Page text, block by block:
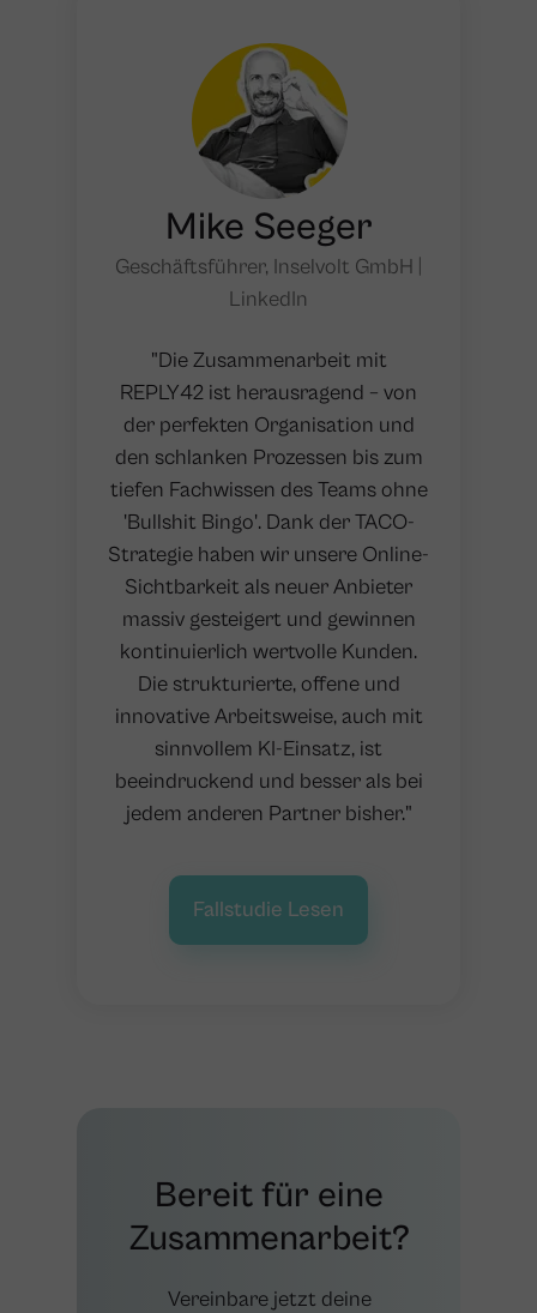
Fallstudie Lesen
"Die Zusammenarbeit mit
REPLY42 ist herausragend – von
der perfekten Organisation und
den schlanken Prozessen bis zum
tiefen Fachwissen des Teams ohne
'Bullshit Bingo'. Dank der TACO-
Strategie haben wir unsere Online-
Sichtbarkeit als neuer Anbieter
massiv gesteigert und gewinnen
kontinuierlich wertvolle Kunden.
Die strukturierte, offene und
innovative Arbeitsweise, auch mit
sinnvollem KI-Einsatz, ist
beeindruckend und besser als bei
jedem anderen Partner bisher."
Mike Seeger
Geschäftsführer, Inselvolt GmbH |
LinkedIn
Bereit für eine
Zusammenarbeit?
Vereinbare jetzt deine